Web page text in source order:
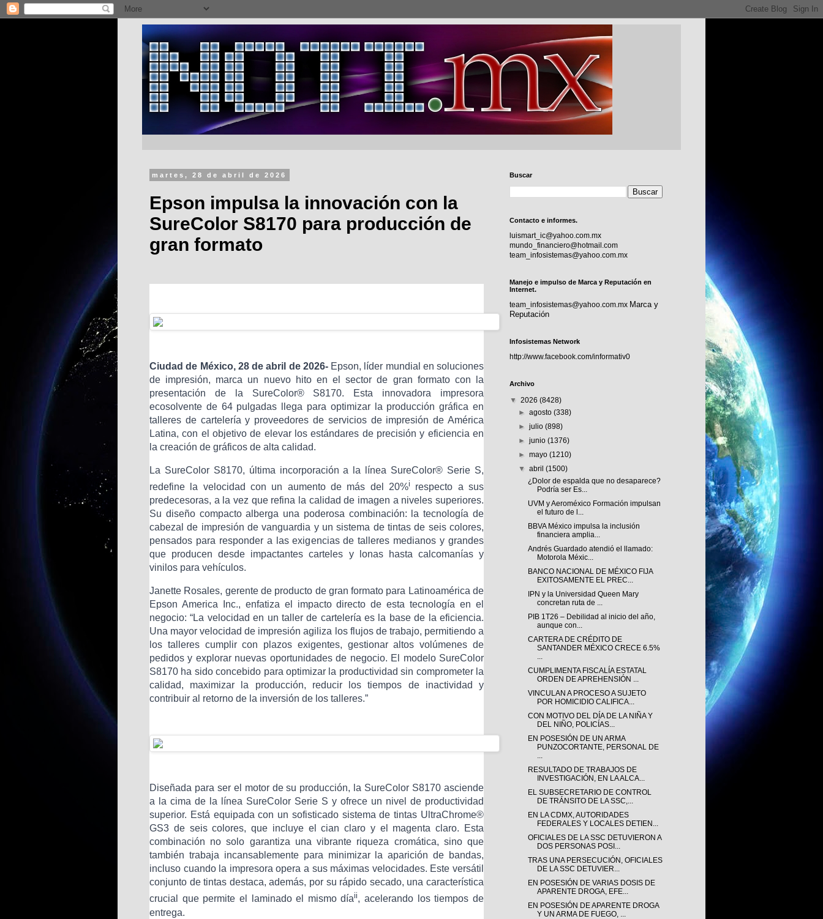
martes, 28 de abril de 2026
Epson impulsa la innovación con la
SureColor S8170 para producción de
gran formato
Ciudad de México, 28 de abril de 2026- Epson, líder mundial en soluciones
de impresión, marca un nuevo hito en el sector de gran formato con la
presentación de la SureColor® S8170. Esta innovadora impresora
ecosolvente de 64 pulgadas llega para optimizar la producción gráfica en
talleres de cartelería y proveedores de servicios de impresión de América
Latina, con el objetivo de elevar los estándares de precisión y eficiencia en
la creación de gráficos de alta calidad.
La SureColor S8170, última incorporación a la línea SureColor® Serie S,
redefine la velocidad con un aumento de más del 20%i
respecto a sus
predecesoras, a la vez que refina la calidad de imagen a niveles superiores.
Su diseño compacto alberga una poderosa combinación: la tecnología de
cabezal de impresión de vanguardia y un sistema de tintas de seis colores,
pensados para responder a las exigencias de talleres medianos y grandes
que producen desde impactantes carteles y lonas hasta calcomanías y
vinilos para vehículos.
Janette Rosales, gerente de producto de gran formato para Latinoamérica de
Epson America Inc., enfatiza el impacto directo de esta tecnología en el
negocio: “La velocidad en un taller de cartelería es la base de la eficiencia.
Una mayor velocidad de impresión agiliza los flujos de trabajo, permitiendo a
los talleres cumplir con plazos exigentes, gestionar altos volúmenes de
pedidos y explorar nuevas oportunidades de negocio. El modelo SureColor
S8170 ha sido concebido para optimizar la productividad sin comprometer la
calidad, maximizar la producción, reducir los tiempos de inactividad y
contribuir al retorno de la inversión de los talleres.”
Diseñada para ser el motor de su producción, la SureColor S8170 asciende
a la cima de la línea SureColor Serie S y ofrece un nivel de productividad
superior. Está equipada con un sofisticado sistema de tintas UltraChrome®
GS3 de seis colores, que incluye el cian claro y el magenta claro. Esta
combinación no solo garantiza una vibrante riqueza cromática, sino que
también trabaja incansablemente para minimizar la aparición de bandas,
incluso cuando la impresora opera a sus máximas velocidades. Este versátil
conjunto de tintas destaca, además, por su rápido secado, una característica
crucial que permite el laminado el mismo díaii, acelerando los tiempos de
entrega. ​
Buscar
Contacto e informes.
luismart_ic@yahoo.com.mx
mundo_financiero@hotmail.com
team_infosistemas@yahoo.com.mx
Manejo e impulso de Marca y Reputación en
Internet.
team_infosistemas@yahoo.com.mx Marca y
Reputación
Infosistemas Network
http://www.facebook.com/informativ0
Archivo
▼ 2026 (8428)
►agosto(338)
►julio(898)
►junio(1376)
►mayo(1210)
▼abril(1500)
¿Dolor de espalda que no desaparece?
Podría ser Es...
UVM y Aeroméxico Formación impulsan
el futuro de l...
BBVA México impulsa la inclusión
financiera amplia...
Andrés Guardado atendió el llamado:
Motorola Méxic...
BANCO NACIONAL DE MÉXICO FIJA
EXITOSAMENTE EL PREC...
IPN y la Universidad Queen Mary
concretan ruta de ...
PIB 1T26 – Debilidad al inicio del año,
aunque con...
CARTERA DE CRÉDITO DE
SANTANDER MÉXICO CRECE 6.5%
...
CUMPLIMENTA FISCALÍA ESTATAL
ORDEN DE APREHENSIÓN ...
VINCULAN A PROCESO A SUJETO
POR HOMICIDIO CALIFICA...
CON MOTIVO DEL DÍA DE LA NIÑA Y
DEL NIÑO, POLICÍAS...
EN POSESIÓN DE UN ARMA
PUNZOCORTANTE, PERSONAL DE
...
RESULTADO DE TRABAJOS DE
INVESTIGACIÓN, EN LA ALCA...
EL SUBSECRETARIO DE CONTROL
DE TRÁNSITO DE LA SSC,...
EN LA CDMX, AUTORIDADES
FEDERALES Y LOCALES DETIEN...
OFICIALES DE LA SSC DETUVIERON A
DOS PERSONAS POSI...
TRAS UNA PERSECUCIÓN, OFICIALES
DE LA SSC DETUVIER...
EN POSESIÓN DE VARIAS DOSIS DE
APARENTE DROGA, EFE...
EN POSESIÓN DE APARENTE DROGA
Y UN ARMA DE FUEGO, ...